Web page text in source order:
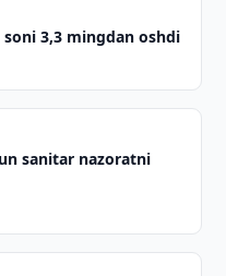
3,3 mingdan oshdi
sanitar nazoratni